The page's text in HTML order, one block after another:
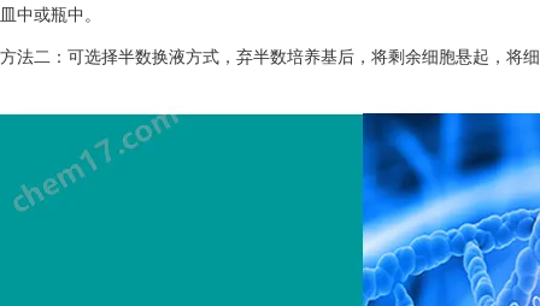
皿中或瓶中。
方法二：可选择半数换液方式，弃半数培养基后，将剩余细胞悬起，将